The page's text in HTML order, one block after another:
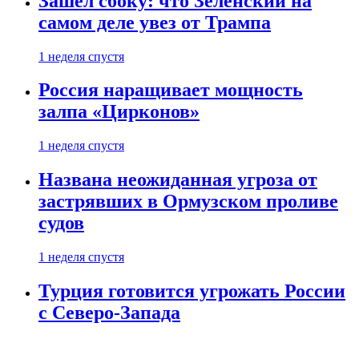
самом деле увез от Трампа
1 неделя спустя
Россия наращивает мощность
залпа «Цирконов»
1 неделя спустя
Названа неожиданная угроза от
застрявших в Ормузском проливе
судов
1 неделя спустя
Турция готовится угрожать России
с Северо-Запада